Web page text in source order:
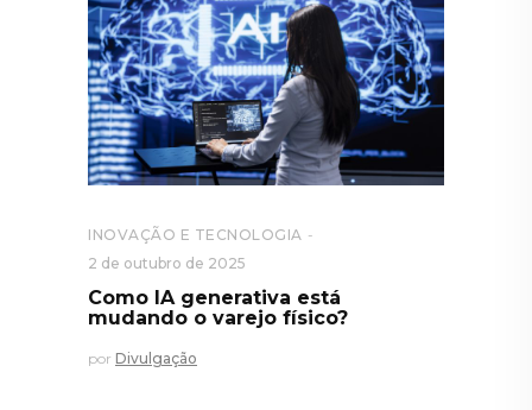
INOVAÇÃO E TECNOLOGIA
2 de outubro de 2025
Como IA generativa está
mudando o varejo físico?
por Divulgação